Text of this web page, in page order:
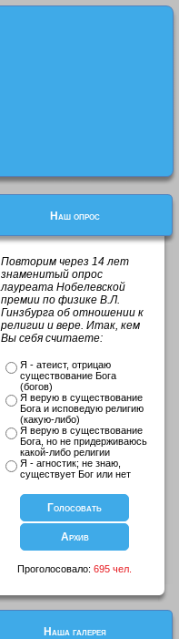
Наш опрос
Повторим через 14 лет
знаменитый опрос
лауреата Нобелевской
премии по физике В.Л.
Гинзбурга об отношении к
религии и вере. Итак, кем
Вы себя считаете:
Я - атеист, отрицаю
существование Бога
(богов)
Я верую в существование
Бога и исповедую религию
(какую-либо)
Я верую в существование
Бога, но не придерживаюсь
какой-либо религии
Я - агностик; не знаю,
существует Бог или нет
Проголосовало: 695 чел.
Наша галерея